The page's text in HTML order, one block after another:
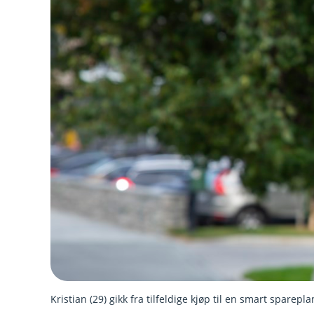
Kristian (29) gikk fra tilfeldige kjøp til en smart